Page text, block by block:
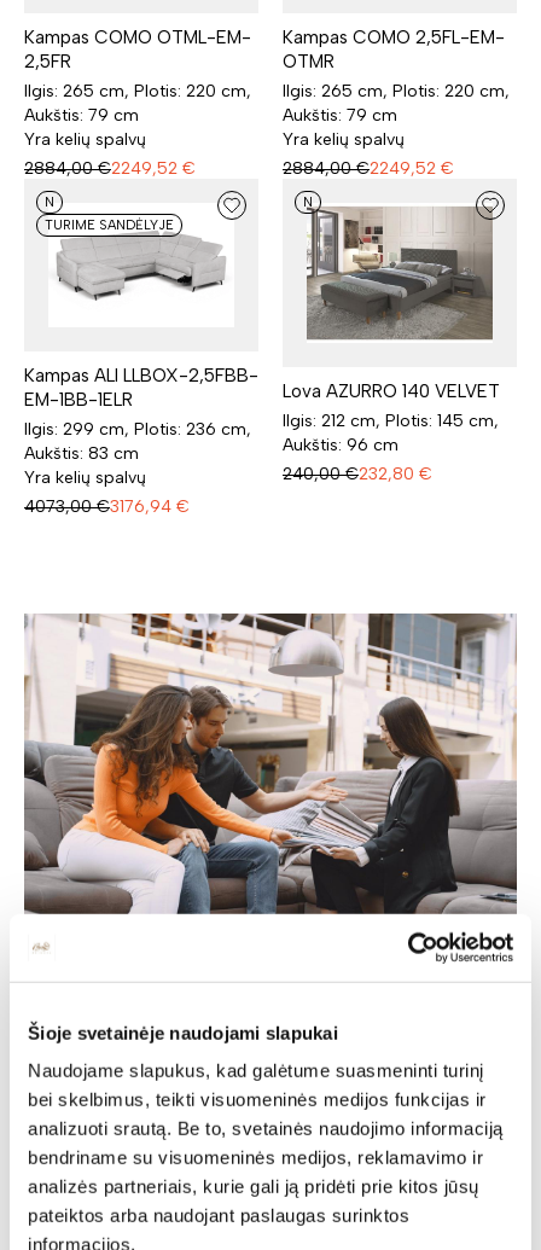
Šioje svetainėje naudojami slapukai
Naudojame slapukus, kad galėtume suasmeninti turinį
bei skelbimus, teikti visuomeninės medijos funkcijas ir
analizuoti srautą. Be to, svetainės naudojimo informaciją
bendriname su visuomeninės medijos, reklamavimo ir
analizės partneriais, kurie gali ją pridėti prie kitos jūsų
pateiktos arba naudojant paslaugas surinktos
informacijos.
Kampas COMO OTML-EM-
2,5FR
Ilgis: 265 cm, Plotis: 220 cm,
Aukštis: 79 cm
Yra kelių spalvų
2884,00 €2249,52 €
Kampas COMO 2,5FL-EM-
OTMR
Ilgis: 265 cm, Plotis: 220 cm,
Aukštis: 79 cm
Yra kelių spalvų
2884,00 €2249,52 €
N
TURIME SANDĖLYJE
Kampas ALI LLBOX-2,5FBB-
EM-1BB-1ELR
Ilgis: 299 cm, Plotis: 236 cm,
Aukštis: 83 cm
Yra kelių spalvų
4073,00 €3176,94 €
N
Lova AZURRO 140 VELVET
Ilgis: 212 cm, Plotis: 145 cm,
Aukštis: 96 cm
240,00 €232,80 €
Individuali
specialisto
konsultacija
Deinavos baldų specialistai puikiai išmanantys ir
pasiruošę Jums padėti susikurti savo svajonių interjerą!